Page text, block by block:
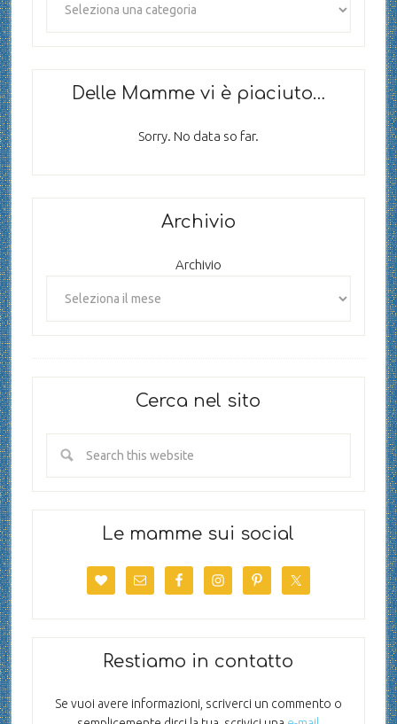
Delle Mamme vi è piaciuto…
Sorry. No data so far.
Archivio
Archivio
Cerca nel sito
Le mamme sui social
Restiamo in contatto
Se vuoi avere informazioni, scriverci un commento o